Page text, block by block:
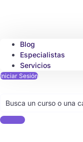
Blog
Especialistas
Servicios
Iniciar Sesión